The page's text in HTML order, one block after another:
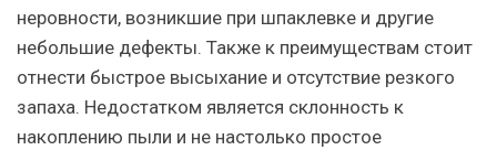
неровности, возникшие при шпаклевке и другие
небольшие дефекты. Также к преимуществам стоит
отнести быстрое высыхание и отсутствие резкого
запаха. Недостатком является склонность к
накоплению пыли и не настолько простое